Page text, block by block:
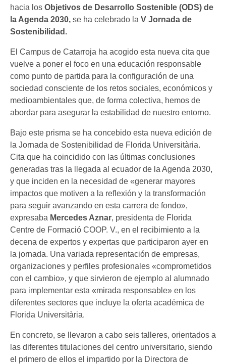
hacia los Objetivos de Desarrollo Sostenible (ODS) de
la Agenda 2030, se ha celebrado la V Jornada de
Sostenibilidad.
El Campus de Catarroja ha acogido esta nueva cita que
vuelve a poner el foco en una educación responsable
como punto de partida para la configuración de una
sociedad consciente de los retos sociales, económicos y
medioambientales que, de forma colectiva, hemos de
abordar para asegurar la estabilidad de nuestro entorno.
Bajo este prisma se ha concebido esta nueva edición de
la Jornada de Sostenibilidad de Florida Universitària.
Cita que ha coincidido con las últimas conclusiones
generadas tras la llegada al ecuador de la Agenda 2030,
y que inciden en la necesidad de «generar mayores
impactos que motiven a la reflexión y la transformación
para seguir avanzando en esta carrera de fondo»,
expresaba Mercedes Aznar, presidenta de Florida
Centre de Formació COOP. V., en el recibimiento a la
decena de expertos y expertas que participaron ayer en
la jornada. Una variada representación de empresas,
organizaciones y perfiles profesionales «comprometidos
con el cambio», y que sirvieron de ejemplo al alumnado
para implementar esta «mirada responsable» en los
diferentes sectores que incluye la oferta académica de
Florida Universitària.
En concreto, se llevaron a cabo seis talleres, orientados a
las diferentes titulaciones del centro universitario, siendo
el primero de ellos el impartido por la Directora de